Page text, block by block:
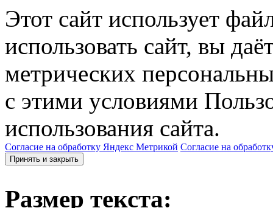
Этот сайт использует
использовать сайт, вы
метрических
с этими условиями
использования сайта.
Согласие на обработку Яндекс Метрикой Согласие на
Принять и закрыть
Размер текста: